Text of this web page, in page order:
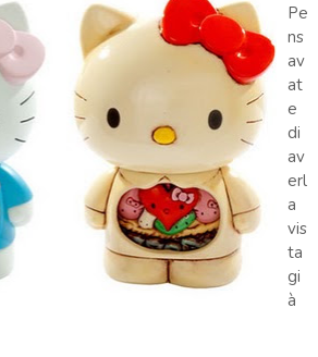
Pe
ns
av
at
e
di
av
erl
a
vis
ta
gi
à